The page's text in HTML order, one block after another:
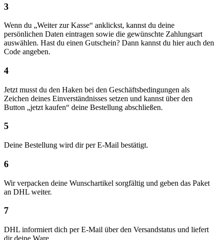
3
Wenn du „Weiter zur Kasse“ anklickst, kannst du deine
persönlichen Daten eintragen sowie die gewünschte Zahlungsart
auswählen. Hast du einen Gutschein? Dann kannst du hier auch den
Code angeben.
4
Jetzt musst du den Haken bei den Geschäftsbedingungen als
Zeichen deines Einverständnisses setzen und kannst über den
Button „jetzt kaufen“ deine Bestellung abschließen.
5
Deine Bestellung wird dir per E-Mail bestätigt.
6
Wir verpacken deine Wunschartikel sorgfältig und geben das Paket
an DHL weiter.
7
DHL informiert dich per E-Mail über den Versandstatus und liefert
dir deine Ware.